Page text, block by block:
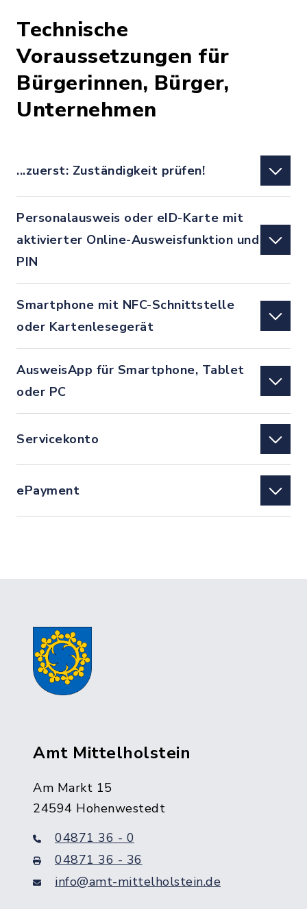
Technische
Voraussetzungen für
Bürgerinnen, Bürger,
Unternehmen
...zuerst: Zuständigkeit prüfen!
Personalausweis oder eID-Karte mit
aktivierter Online-Ausweisfunktion und
PIN
Smartphone mit NFC-Schnittstelle
oder Kartenlesegerät
AusweisApp für Smartphone, Tablet
oder PC
Servicekonto
ePayment
Amt Mittelholstein
Am Markt 15
24594 Hohenwestedt
04871 36 - 0
04871 36 - 36
info@amt-mittelholstein.de